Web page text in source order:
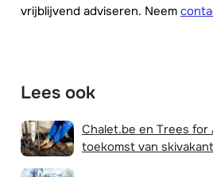
vrijblijvend adviseren. Neem
Lees ook
Chalet.be en Trees for
toekomst van